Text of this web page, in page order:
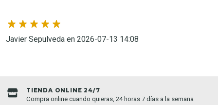
Javier Sepulveda en 2026-07-13 14:08
TIENDA ONLINE 24/7
Compra online cuando quieras, 24 horas 7 días a la semana